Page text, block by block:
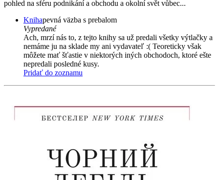
pohled na sféru podnikání a obchodu a okolní svět vůbec...
Knihapevná väzba s prebalom
Vypredané
Ach, mrzí nás to, z tejto knihy sa už predali všetky výtlačky a
nemáme ju na sklade my ani vydavateľ :( Teoreticky však
môžete mať šťastie v niektorých iných obchodoch, ktoré ešte
nepredali posledné kusy.
Pridať do zoznamu